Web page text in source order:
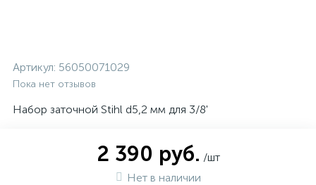
Артикул: 56050071029
Пока нет отзывов
Набор заточной Stihl d5,2 мм для 3/8'
2 390 руб. /шт
Нет в наличии